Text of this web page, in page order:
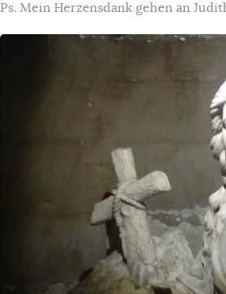
Ps. Mein Herzensdank gehen an